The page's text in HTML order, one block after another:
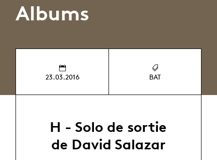
Albums
23.03.2016 BAT
H - Solo de sortie
de David Salazar